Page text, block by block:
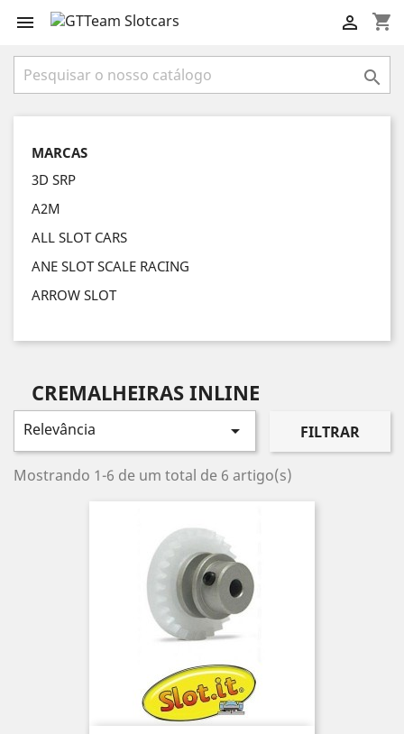
 shopping_cart


MARCAS
3D SRP
A2M
ALL SLOT CARS
ANE SLOT SCALE RACING
ARROW SLOT
CREMALHEIRAS INLINE
Relevância  FILTRAR
Mostrando 1-6 de um total de 6 artigo(s)